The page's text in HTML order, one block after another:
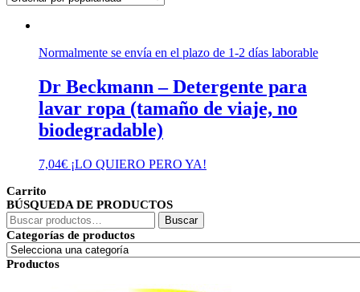
Normalmente se envía en el plazo de 1-2 días laborable
Dr Beckmann – Detergente para
lavar ropa (tamaño de viaje, no
biodegradable)
7,04€ ¡LO QUIERO PERO YA!
Carrito
BÚSQUEDA DE PRODUCTOS
Buscar
por:
Buscar
Categorías de productos
Productos